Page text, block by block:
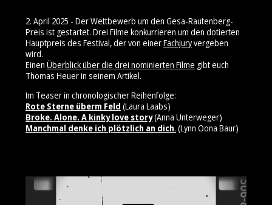
2. April 2025 - Der Wettbewerb um den Gesa-Rautenberg-
Preis ist gestartet. Drei Filme konkurrieren um den dotierten
Hauptpreis des Festival, der von einerFachjuryvergeben
wird.
Einen Überblick über die drei nominierten Filme gibt euch
Thomas Heuer in seinem Artikel.
Im Teaser in chronologischer Reihenfolge:
Rote Sterne überm Feld (Laura Laabs)
Broke. Alone. A kinky love story(Anna Unterweger)
Manchmal denke ich plötzlich an dich. (Lynn Oona Baur)